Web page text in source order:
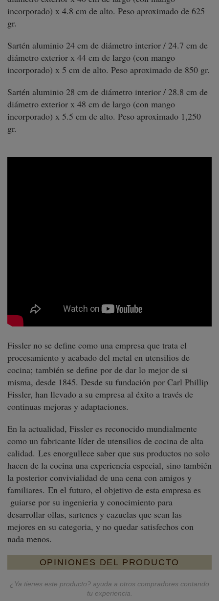
incorporado) x 4.8 cm de alto. Peso aproximado de 625
gr.
Sartén aluminio 24 cm de diámetro interior / 24.7 cm de
diámetro exterior x 44 cm de largo (con mango
incorporado) x 5 cm de alto. Peso aproximado de 850 gr.
Sartén aluminio 28 cm de diámetro interior / 28.8 cm de
diámetro exterior x 48 cm de largo (con mango
incorporado) x 5.5 cm de alto. Peso aproximado 1,250
gr.
Fissler no se define como una empresa que trata el
procesamiento y acabado del metal en utensilios de
cocina; también se define por de dar lo mejor de si
misma, desde 1845. Desde su fundación por Carl Phillip
Fissler, han llevado a su empresa al éxito a través de
continuas mejoras y adaptaciones.
En la actualidad, Fissler es reconocido mundialmente
como un fabricante líder de utensilios de cocina de alta
calidad. Les enorgullece saber que sus productos no solo
hacen de la cocina una experiencia especial, sino también
la posterior convivialidad de una cena con amigos y
familiares. En el futuro, el objetivo de esta empresa es
guiarse por su ingenieria y conocimiento para
desarrollar ollas, sartenes y cazuelas que sean las
mejores en su categoria, y no quedar satisfechos con
nada menos.
OPINIONES DEL PRODUCTO
¿Ya tienes este producto? ayuda a otros compradores contando
tu experiencia.